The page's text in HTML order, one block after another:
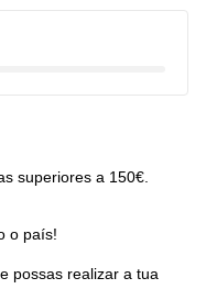
superiores a 150€.
o país!
possas realizar a tua